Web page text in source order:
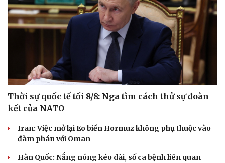
Thời sự quốc tế tối 8/8: Nga tìm cách thử sự đoàn
kết của NATO
Iran: Việc mở lại Eo biển Hormuz không phụ thuộc vào
đàm phán với Oman
Hàn Quốc: Nắng nóng kéo dài, số ca bệnh liên quan